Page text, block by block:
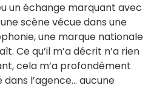
un échange marquant avec
scène vécue dans une
une marque nationale
Ce qu’il m’a décrit n’a rien
cela m’a profondément
l’agence… aucune